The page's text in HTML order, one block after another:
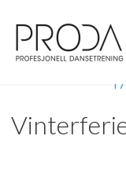
sidens
hovedinnhold